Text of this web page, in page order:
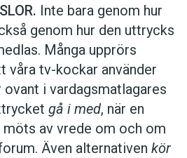
Inte bara genom hur
genom hur den uttrycks
Många upprörs
våra tv-kockar använder
i vardagsmatlagares
gå i med, när en
av vrede om och om
Även alternativen kör